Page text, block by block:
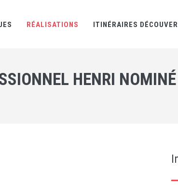
RÉALISATIONS ITINÉRAIRES
HENRI NOMINÉ